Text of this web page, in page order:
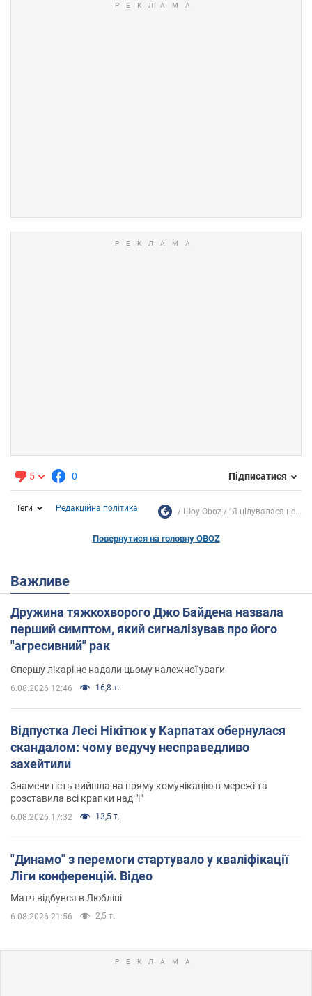
5 0 Підписатися
Теги Редакційна політика Шоу Oboz "Я цілувалася не...
Повернутися на головну OBOZ
Важливе
Дружина тяжкохворого Джо Байдена назвала
перший симптом, який сигналізував про його
"агресивний" рак
Спершу лікарі не надали цьому належної уваги
6.08.2026 12:46 16,8 т.
Відпустка Лесі Нікітюк у Карпатах обернулася
скандалом: чому ведучу несправедливо
захейтили
Знаменитість вийшла на пряму комунікацію в мережі та
розставила всі крапки над "і"
6.08.2026 17:32 13,5 т.
"Динамо" з перемоги стартувало у кваліфікації
Ліги конференцій. Відео
Матч відбувся в Любліні
6.08.2026 21:56 2,5 т.